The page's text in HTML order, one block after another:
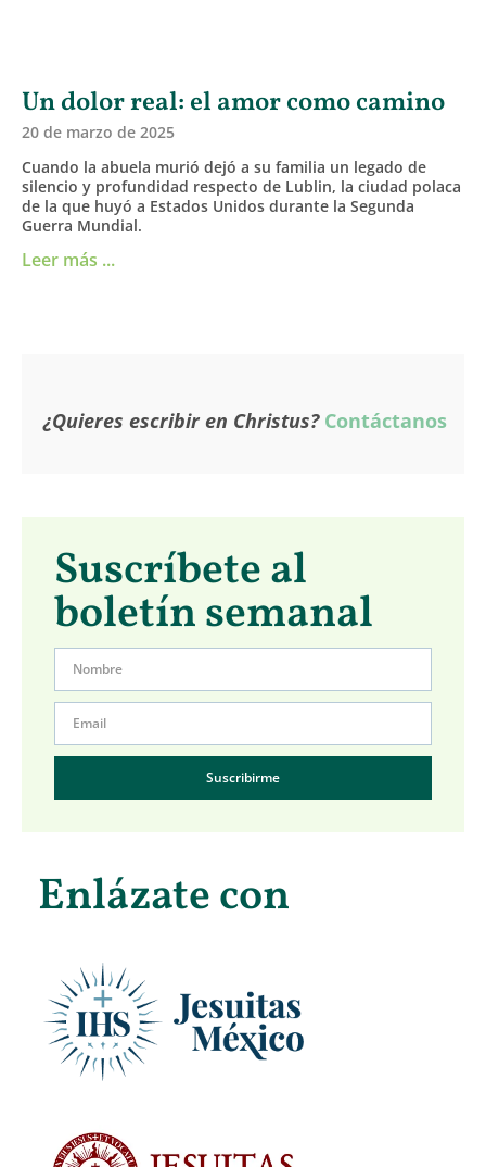
Un dolor real: el amor como camino
20 de marzo de 2025
Cuando la abuela murió dejó a su familia un legado de
silencio y profundidad respecto de Lublin, la ciudad polaca
de la que huyó a Estados Unidos durante la Segunda
Guerra Mundial.
Leer más ...
¿Quieres escribir en Christus? Contáctanos
Suscríbete al
boletín semanal
Suscribirme
Enlázate con